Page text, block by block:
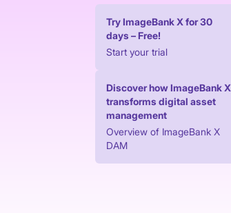
Try ImageBank X for 30
days – Free!
Start your trial
Discover how ImageBank X
transforms digital asset
management
Overview of ImageBank X
DAM